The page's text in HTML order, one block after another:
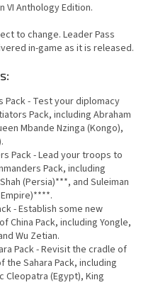
VI Anthology Edition.
to change. Leader Pass
in-game as it is released.
Pack - Test your diplomacy
Pack, including Abraham
Mbande Nzinga (Kongo),
Pack - Lead your troops to
Pack, including
(Persia)***, and Suleiman
- Establish some new
China Pack, including Yongle,
Wu Zetian.
Pack - Revisit the cradle of
the Sahara Pack, including
Cleopatra (Egypt), King